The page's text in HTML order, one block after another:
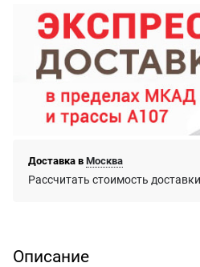
Доставка в Москва
Рассчитать стоимость доставки
Описание